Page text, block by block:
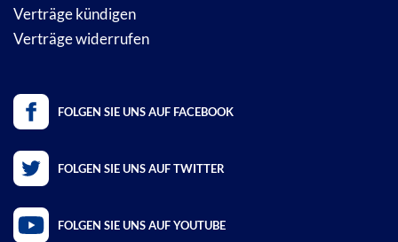
Verträge kündigen
Verträge widerrufen
FOLGEN SIE UNS AUF FACEBOOK
FOLGEN SIE UNS AUF TWITTER
FOLGEN SIE UNS AUF YOUTUBE